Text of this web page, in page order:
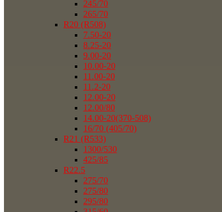
245/70
265/70
R20 (R508)
7.50-20
8.25-20
9.00-20
10.00-20
11.00-20
11.2-20
12.00-20
12.00/80
14.00-20(370-508)
16/70 (405/70)
R21 (R533)
1300/530
425/85
R22.5
275/70
275/80
295/80